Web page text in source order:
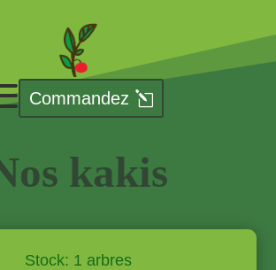
Commandez
kakis
Stock: 1 arbres